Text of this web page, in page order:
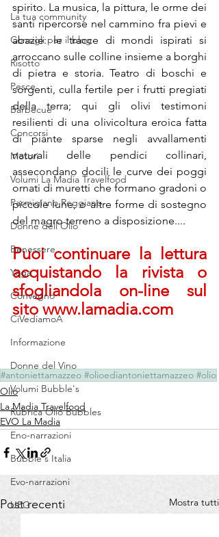
La tua community
Consigli per il blog
Risotto
Pesce
Barbecue
Concorsi
Motori
Volumi La Madia Travelfood
Parmigiano Reggiano
Donne dell'Olio
Benessere
Yoga
Convegno
CiVediamoA
Informazione
Donne del Vino
Volumi Bubble's
Rubrica Olio Bubbles
Eno-narrazioni
Bubble's Italia
Evo-narrazioni
UEG
spirito. La musica, la pittura, le orme dei
santi ripercorse nel cammino fra pievi e
abazie: le tracce di mondi ispirati si
arroccano sulle colline insieme a borghi
di pietra e storia. Teatro di boschi e
sorgenti, culla fertile per i frutti pregiati
della terra; qui gli olivi testimoni
resilienti di una olivicoltura eroica fatta
di piante sparse negli avvallamenti
naturali delle pendici collinari,
assecondano docili le curve dei poggi
ornati di muretti che formano gradoni o
piccole lune, o altre forme di sostegno
del magro terreno a disposizione....
Puoi continuare la lettura
acquistando la rivista o
sfogliandola on-line sul
sito www.lamadia.com
#antoniettamazzeo #olioediantoniettamazzeo #olio
Olio
La Madia Travelfood
EVO La Madia
Post recenti Mostra tutti